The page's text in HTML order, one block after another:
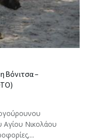
Βόνιτσα –
Αγίου Νικολάου